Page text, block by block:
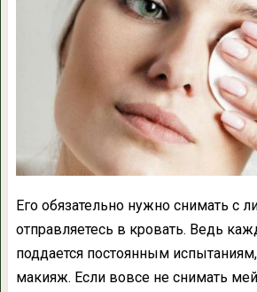
Его обязательно нужно снимать с
отправляетесь в кровать. Ведь
поддается постоянным
макияж. Если вовсе не снимать